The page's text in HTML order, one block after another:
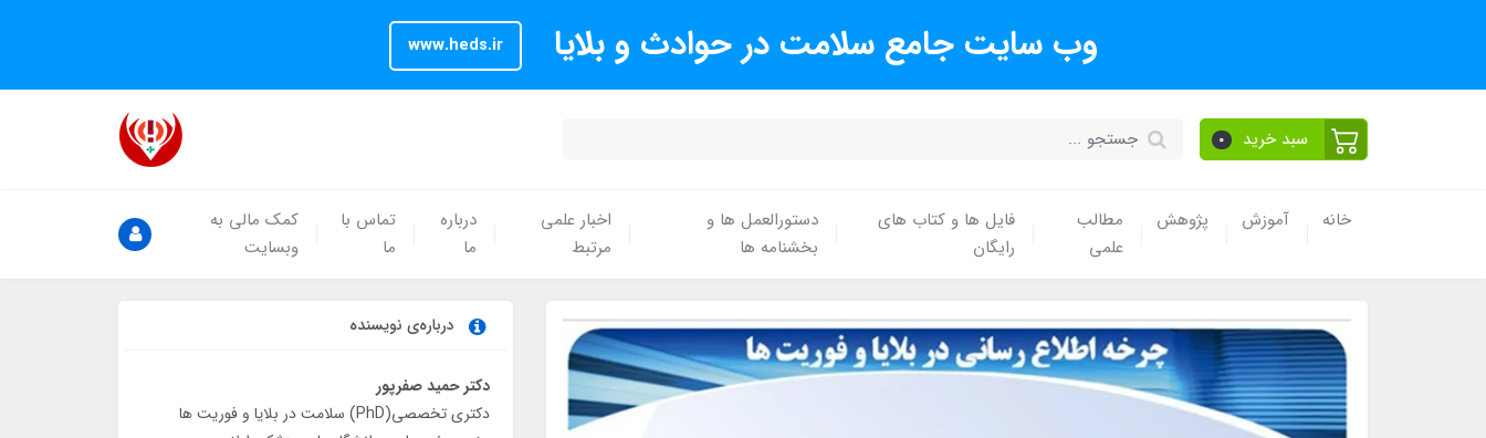
وب سایت جامع سلامت در حوادث و بلایا www.heds.ir
سبد خرید 0
خانه آموزش پژوهش
مطالب
علمی
فایل ها و کتاب های
رایگان
دستورالعمل ها و
بخشنامه ها
اخبار علمی
مرتبط
درباره
ما
تماس با
ما
کمک مالی به
وبسایت
درباره‌ی نویسنده
دکتر حمید صفرپور
دکتری تخصصی(PhD) سلامت در بلایا و فوریت ها